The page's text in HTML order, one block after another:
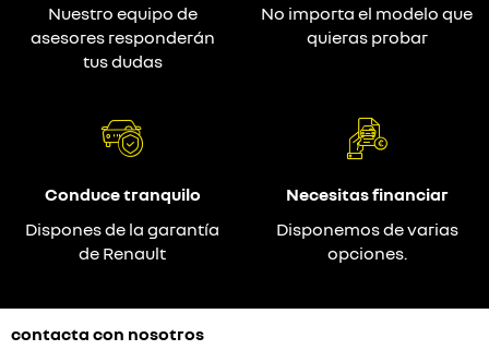
Nuestro equipo de
asesores responderán
tus dudas
No importa el modelo que
quieras probar
Conduce tranquilo
Dispones de la garantía
de Renault
Necesitas financiar
Disponemos de varias
opciones.
contacta con nosotros